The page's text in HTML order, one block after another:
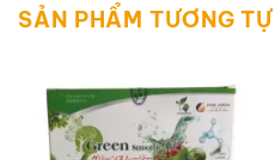
SẢN PHẨM TƯƠNG TỰ